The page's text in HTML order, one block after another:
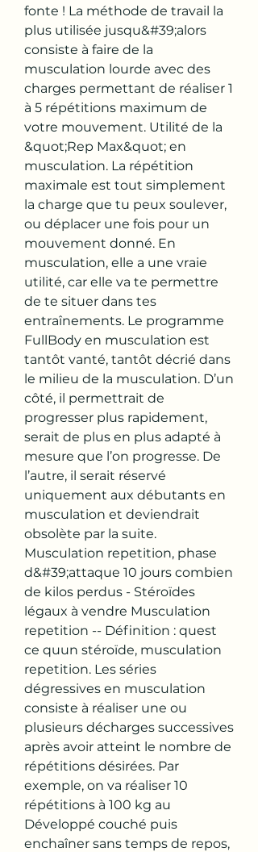
fonte ! La méthode de travail la
plus utilisée jusqu&#39;alors
consiste à faire de la
musculation lourde avec des
charges permettant de réaliser 1
à 5 répétitions maximum de
votre mouvement. Utilité de la
&quot;Rep Max&quot; en
musculation. La répétition
maximale est tout simplement
la charge que tu peux soulever,
ou déplacer une fois pour un
mouvement donné. En
musculation, elle a une vraie
utilité, car elle va te permettre
de te situer dans tes
entraînements. Le programme
FullBody en musculation est
tantôt vanté, tantôt décrié dans
le milieu de la musculation. D’un
côté, il permettrait de
progresser plus rapidement,
serait de plus en plus adapté à
mesure que l’on progresse. De
l’autre, il serait réservé
uniquement aux débutants en
musculation et deviendrait
obsolète par la suite.
Musculation repetition, phase
d&#39;attaque 10 jours combien
de kilos perdus - Stéroïdes
légaux à vendre Musculation
repetition -- Définition : quest
ce quun stéroïde, musculation
repetition. Les séries
dégressives en musculation
consiste à réaliser une ou
plusieurs décharges successives
après avoir atteint le nombre de
répétitions désirées. Par
exemple, on va réaliser 10
répétitions à 100 kg au
Développé couché puis
enchaîner sans temps de repos,